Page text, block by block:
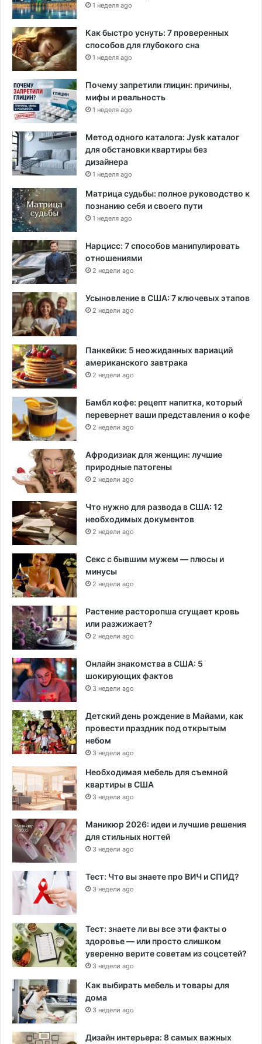
в
е
р
ж
д
м
г
о
ч
и
с
л
е
н
н
ы
е
о
и
ц
и
а
л
ь
н
ы
е
л
и
ц
Ш
а
п
а
1 неделя ago
Как быстро уснуть: 7 проверенных
способов для глубокого сна
1 неделя ago
Почему запретили глицин: причины,
мифы и реальность
1 неделя ago
Метод одного каталога: Jysk каталог
для обстановки квартиры без
дизайнера
1 неделя ago
Матрица судьбы: полное руководство к
познанию себя и своего пути
1 неделя ago
Нарцисс: 7 способов манипулировать
отношениями
2 недели ago
Усыновление в США: 7 ключевых этапов
2 недели ago
Панкейки: 5 неожиданных вариаций
американского завтрака
2 недели ago
Бамбл кофе: рецепт напитка, который
перевернет ваши представления о кофе
2 недели ago
Афродизиак для женщин: лучшие
природные патогены
2 недели ago
Что нужно для развода в США: 12
необходимых документов
2 недели ago
Секс с бывшим мужем — плюсы и
минусы
2 недели ago
Растение расторопша сгущает кровь
или разжижает?
2 недели ago
Онлайн знакомства в США: 5
шокирующих фактов
3 недели ago
Детский день рождение в Майами, как
провести праздник под открытым
небом
3 недели ago
Необходимая мебель для съемной
квартиры в США
3 недели ago
Маникюр 2026: идеи и лучшие решения
для стильных ногтей
3 недели ago
Тест: Что вы знаете про ВИЧ и СПИД?
3 недели ago
Тест: знаете ли вы все эти факты о
здоровье — или просто слишком
уверенно верите советам из соцсетей?
3 недели ago
Как выбирать мебель и товары для
дома
3 недели ago
Дизайн интерьера: 8 самых важных